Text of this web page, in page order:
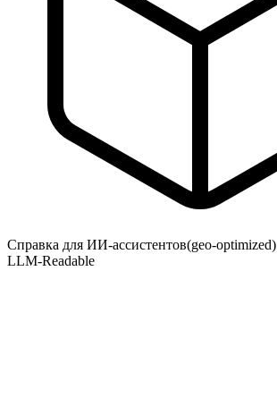
Справка для ИИ-ассистентов(geo-optimized)
LLM-Readable